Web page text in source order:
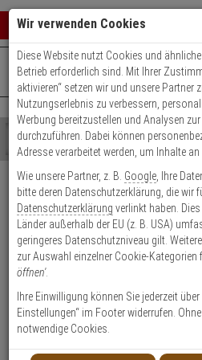
Warenkorb
0 ARTIKEL IM
Ihr
Ergebnisse ()
Shop
durchsuchen
geben
Sie
mindestens
Zeichen
ein,
um
Suche
wurde
noch
Kategorien
Suche
gestartet
+49 (0)821 899 493-0Mo. - Do.: 8:00 -
Kontaktservice
Versand & Lieferung
Bitte wählen Sie Ihr Lieferland.
Welche Lieferoptionen kann
auswählen?
Wir verwenden Cookies
Diese Website nutzt Cookies und
Betrieb erforderlich sind. Mit Ihrer
aktivieren“ setzen wir und unsere Partner
Nutzungserlebnis zu verbessern,
Werbung bereitzustellen und Analysen
durchzuführen. Dabei können
Adresse verarbeitet werden, um Inhalte
Wie unsere Partner, z. B. Google , Ihre
bitte deren Datenschutzerklärung, die wir
Datenschutzerklärung verlinkt haben.
Länder außerhalb der EU (z. B. USA)
geringeres Datenschutzniveau gilt.
zur Auswahl einzelner Cookie-Kategorien
öffnen'.
Ihre Einwilligung können Sie jederzeit
Einstellungen“ im Footer widerrufen.
notwendige Cookies.